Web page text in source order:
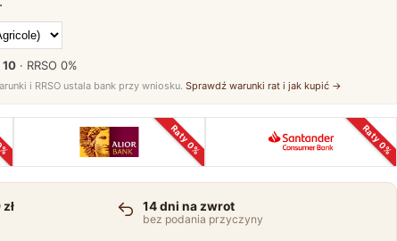
10· RRSO 0%
i RRSO ustala bank przy wniosku. Sprawdź warunki rat i jak kupić →
Raty 0% Raty 0%
14 dni na zwrot
bez podania przyczyny